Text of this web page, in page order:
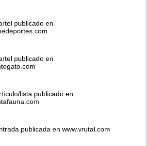
publicado en
publicado en
lista publicado en
publicada en www.vrutal.com